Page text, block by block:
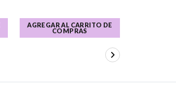
AGREGAR AL CARRITO DE
COMPRAS